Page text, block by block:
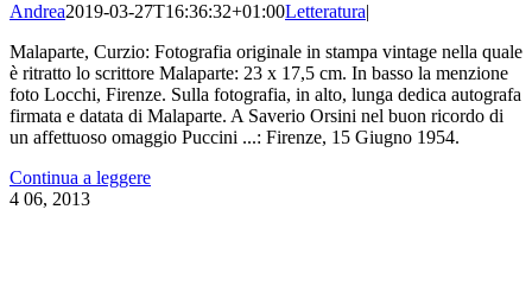
Andrea2019-03-27T16:36:32+01:00Letteratura|
Malaparte, Curzio: Fotografia originale in stampa vintage nella quale
è ritratto lo scrittore Malaparte: 23 x 17,5 cm. In basso la menzione
foto Locchi, Firenze. Sulla fotografia, in alto, lunga dedica autografa
firmata e datata di Malaparte. A Saverio Orsini nel buon ricordo di
un affettuoso omaggio Puccini ...: Firenze, 15 Giugno 1954.
Continua a leggere
4 06, 2013